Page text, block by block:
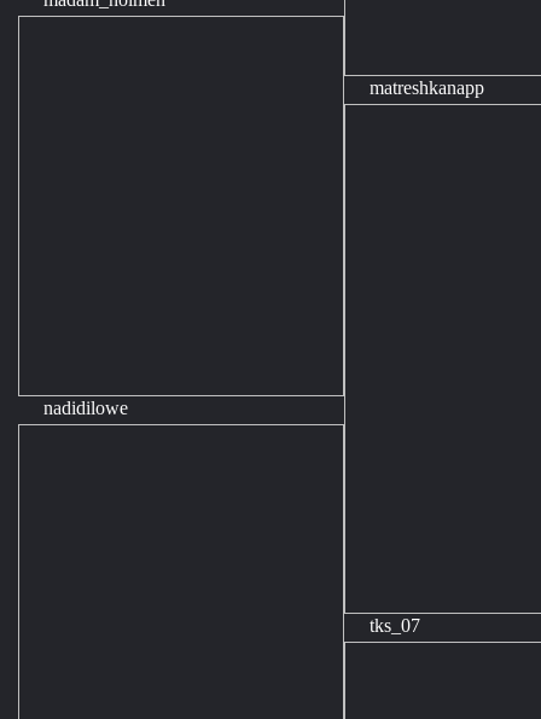
nadidilowe
matreshkanapp
tks_07